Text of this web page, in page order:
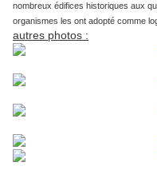
nombreux édifices historiques aux
organismes les ont adopté comme
autres photos :